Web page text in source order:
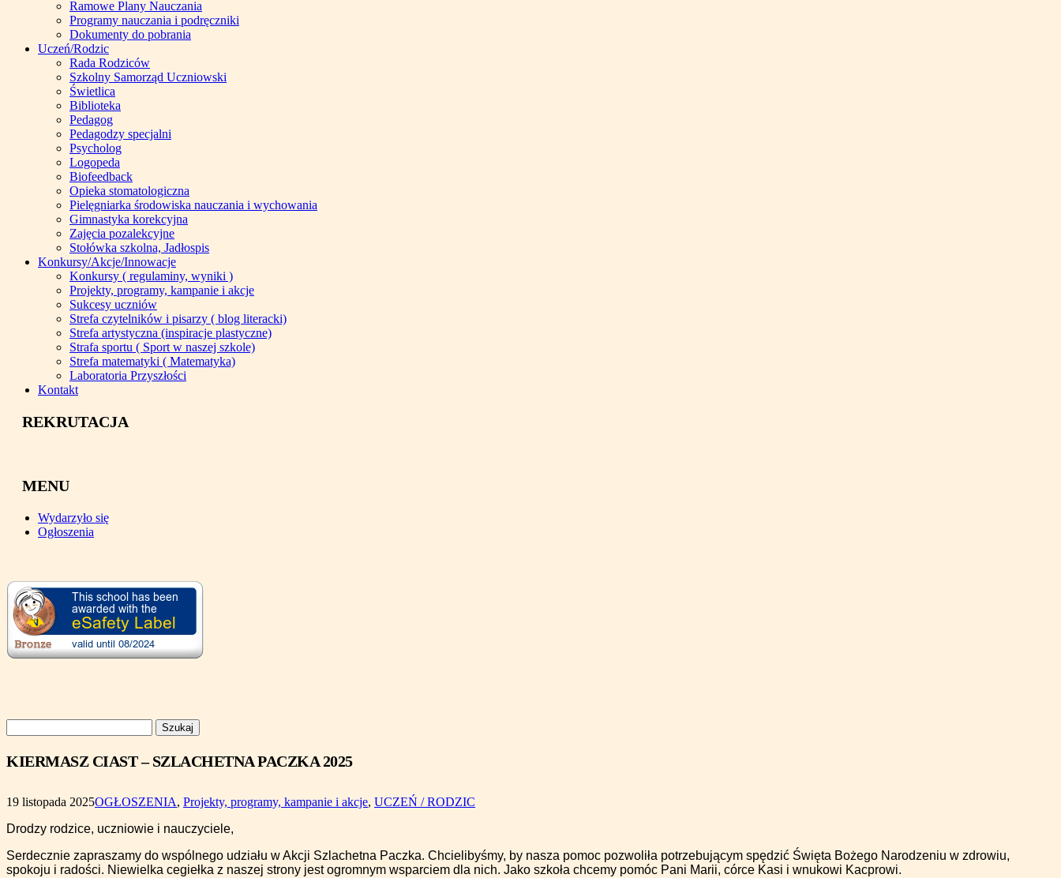
Ramowe Plany Nauczania
Programy nauczania i podręczniki
Dokumenty do pobrania
Uczeń/Rodzic
Rada Rodziców
Szkolny Samorząd Uczniowski
Świetlica
Biblioteka
Pedagog
Pedagodzy specjalni
Psycholog
Logopeda
Biofeedback
Opieka stomatologiczna
Pielęgniarka środowiska nauczania i wychowania
Gimnastyka korekcyjna
Zajęcia pozalekcyjne
Stołówka szkolna, Jadłospis
Konkursy/Akcje/Innowacje
Konkursy ( regulaminy, wyniki )
Projekty, programy, kampanie i akcje
Sukcesy uczniów
Strefa czytelników i pisarzy ( blog literacki)
Strefa artystyczna (inspiracje plastyczne)
Strafa sportu ( Sport w naszej szkole)
Strefa matematyki ( Matematyka)
Laboratoria Przyszłości
Kontakt
REKRUTACJA
MENU
Wydarzyło się
Ogłoszenia
KIERMASZ CIAST – SZLACHETNA PACZKA 2025
19 listopada 2025OGŁOSZENIA, Projekty, programy, kampanie i akcje, UCZEŃ / RODZIC
Drodzy rodzice, uczniowie i nauczyciele,
Serdecznie zapraszamy do wspólnego udziału w Akcji Szlachetna Paczka. Chcielibyśmy, by nasza pomoc pozwoliła potrzebującym spędzić Święta Bożego Narodzeniu w zdrowiu,
spokoju i radości. Niewielka cegiełka z naszej strony jest ogromnym wsparciem dla nich. Jako szkoła chcemy pomóc Pani Marii, córce Kasi i wnukowi Kacprowi.